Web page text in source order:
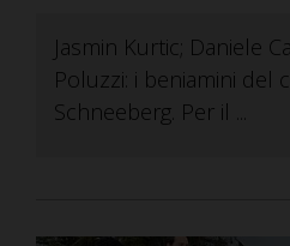
Jasmin Kurtic; Daniele
Poluzzi: i beniamini del
Schneeberg. Per il ...